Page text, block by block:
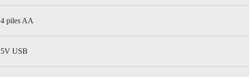
4 piles AA
5V USB